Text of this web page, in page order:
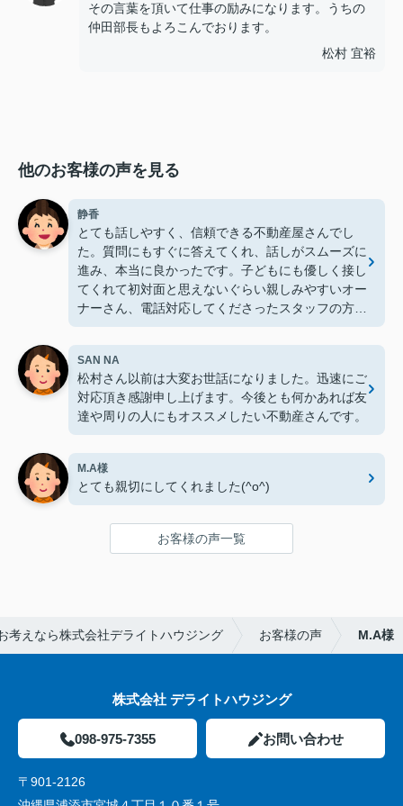
その言葉を頂いて仕事の励みになります。うちの
仲田部長もよろこんでおります。
松村 宜裕
他のお客様の声を見る
静香
とても話しやすく、信頼できる不動産屋さんでし
た。質問にもすぐに答えてくれ、話しがスムーズに
進み、本当に良かったです。子どもにも優しく接し
てくれて初対面と思えないぐらい親しみやすいオー
ナーさん、電話対応してくださったスタッフの方
も、丁寧な対応で、本当に心から感謝です。ありが
とうございました。
また何かありましたら、デライトハウジングさん
に、是非お願いしたいです。
SAN NA
松村さん以前は大変お世話になりました。迅速にご
対応頂き感謝申し上げます。今後とも何かあれば友
達や周りの人にもオススメしたい不動産さんです。
M.A様
とても親切にしてくれました(^o^)
お客様の声一覧
考えなら株式会社デライトハウジング お客様の声 M.A様
株式会社 デライトハウジング
098-975-7355 お問い合わせ
〒901-2126